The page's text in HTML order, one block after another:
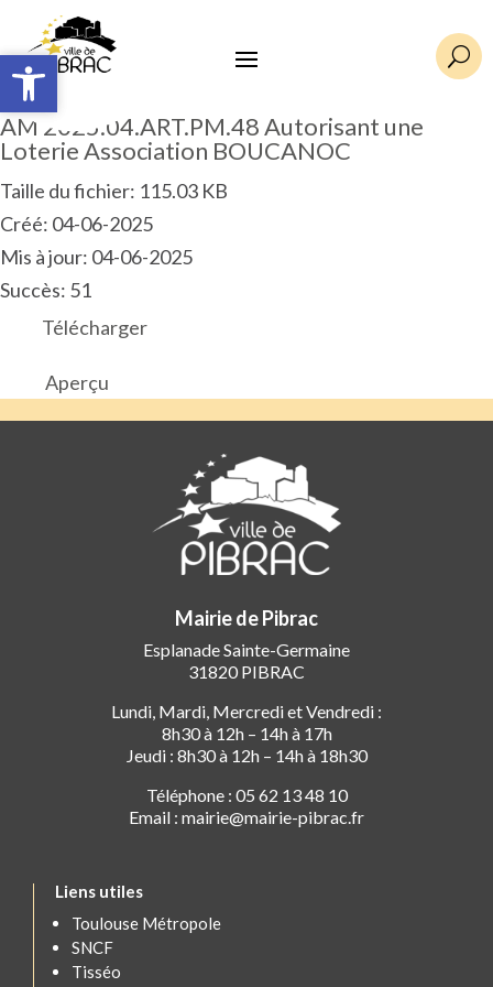
Ouvrir la barre d’outils U
AM 2025.04.ART.PM.48 Autorisant une
Loterie Association BOUCANOC
Taille du fichier: 115.03 KB
Créé: 04-06-2025
Mis à jour: 04-06-2025
Succès: 51
Télécharger
Aperçu
Mairie de Pibrac
Esplanade Sainte-Germaine
31820 PIBRAC
Lundi, Mardi, Mercredi et Vendredi :
8h30 à 12h – 14h à 17h
Jeudi : 8h30 à 12h – 14h à 18h30
Téléphone : 05 62 13 48 10
Email : mairie@mairie-pibrac.fr
Liens utiles
Toulouse Métropole
SNCF
Tisséo
Ouvrir la barre d’outils